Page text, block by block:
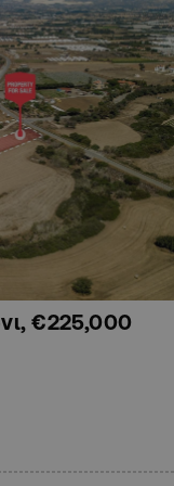
€225,000